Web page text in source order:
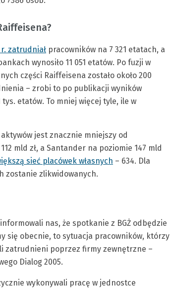
zatrudniał pracowników na 7 321 etatach, a
wynosiło 11 051 etatów. Po fuzji w
części Raiffeisena zostało około 200
– zrobi to po publikacji wyników
etatów. To mniej więcej tyle, ile w
jest znacznie mniejszy od
mld zł, a Santander na poziomie 147 mld
sieć placówek własnych – 634. Dla
zostanie zlikwidowanych.
nas, że spotkanie z BGŻ odbędzie
się obecnie, to sytuacja pracowników, którzy
zatrudnieni poprzez firmy zewnętrzne –
Dialog 2005.
wykonywali pracę w jednostce